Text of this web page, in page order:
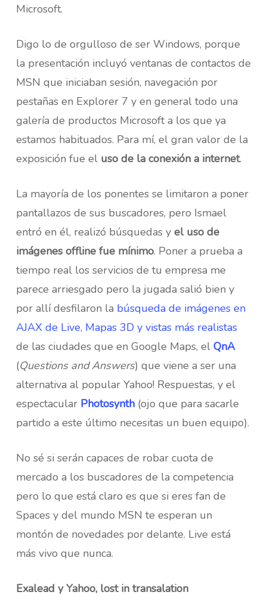
Microsoft.
Digo lo de orgulloso de ser Windows, porque
la presentación incluyó ventanas de contactos de
MSN que iniciaban sesión, navegación por
pestañas en Explorer 7 y en general todo una
galería de productos Microsoft a los que ya
estamos habituados. Para mí, el gran valor de la
exposición fue el uso de la conexión a internet.
La mayoría de los ponentes se limitaron a poner
pantallazos de sus buscadores, pero Ismael
entró en él, realizó búsquedas y el uso de
imágenes offline fue mínimo. Poner a prueba a
tiempo real los servicios de tu empresa me
parece arriesgado pero la jugada salió bien y
por allí desfilaron la búsqueda de imágenes en
AJAX de Live, Mapas 3D y vistas más realistas
de las ciudades que en Google Maps, el QnA
(Questions and Answers) que viene a ser una
alternativa al popular Yahoo! Respuestas, y el
espectacular Photosynth(ojo que para sacarle
partido a este último necesitas un buen equipo).
No sé si serán capaces de robar cuota de
mercado a los buscadores de la competencia
pero lo que está claro es que si eres fan de
Spaces y del mundo MSN te esperan un
montón de novedades por delante. Live está
más vivo que nunca.
Exalead y Yahoo, lost in transalation